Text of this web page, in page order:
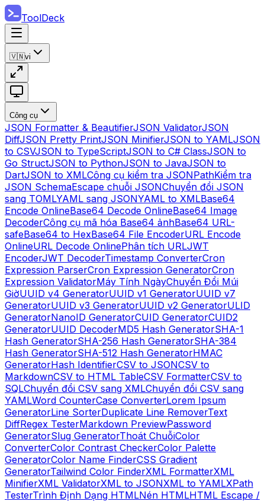
ToolDeck
🇻🇳vi
Công cụ
JSON Formatter & BeautifierJSON ValidatorJSON
DiffJSON Pretty PrintJSON MinifierJSON to YAMLJSON
to CSVJSON to TypeScriptJSON to C# ClassJSON to
Go StructJSON to PythonJSON to JavaJSON to
DartJSON to XMLCông cụ kiểm tra JSONPathKiểm tra
JSON SchemaEscape chuỗi JSONChuyển đổi JSON
sang TOMLYAML sang JSONYAML to XMLBase64
Encode OnlineBase64 Decode OnlineBase64 Image
DecoderCông cụ mã hóa Base64 ảnhBase64 URL-
safeBase64 to HexBase64 File EncoderURL Encode
OnlineURL Decode OnlinePhân tích URLJWT
EncoderJWT DecoderTimestamp ConverterCron
Expression ParserCron Expression GeneratorCron
Expression ValidatorMáy Tính NgàyChuyển Đổi Múi
GiờUUID v4 GeneratorUUID v1 GeneratorUUID v7
GeneratorUUID v3 GeneratorUUID v2 GeneratorULID
GeneratorNanoID GeneratorCUID GeneratorCUID2
GeneratorUUID DecoderMD5 Hash GeneratorSHA-1
Hash GeneratorSHA-256 Hash GeneratorSHA-384
Hash GeneratorSHA-512 Hash GeneratorHMAC
GeneratorHash IdentifierCSV to JSONCSV to
MarkdownCSV to HTML TableCSV FormatterCSV to
SQLChuyển đổi CSV sang XMLChuyển đổi CSV sang
YAMLWord CounterCase ConverterLorem Ipsum
GeneratorLine SorterDuplicate Line RemoverText
DiffRegex TesterMarkdown PreviewPassword
GeneratorSlug GeneratorThoát ChuỗiColor
ConverterColor Contrast CheckerColor Palette
GeneratorColor Name FinderCSS Gradient
GeneratorTailwind Color FinderXML FormatterXML
MinifierXML ValidatorXML to JSONXML to YAMLXPath
TesterTrình Định Dạng HTMLNén HTMLHTML Escape /